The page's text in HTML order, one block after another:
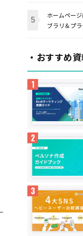
ホームペー
ブラリ＆プ
・おすすめ